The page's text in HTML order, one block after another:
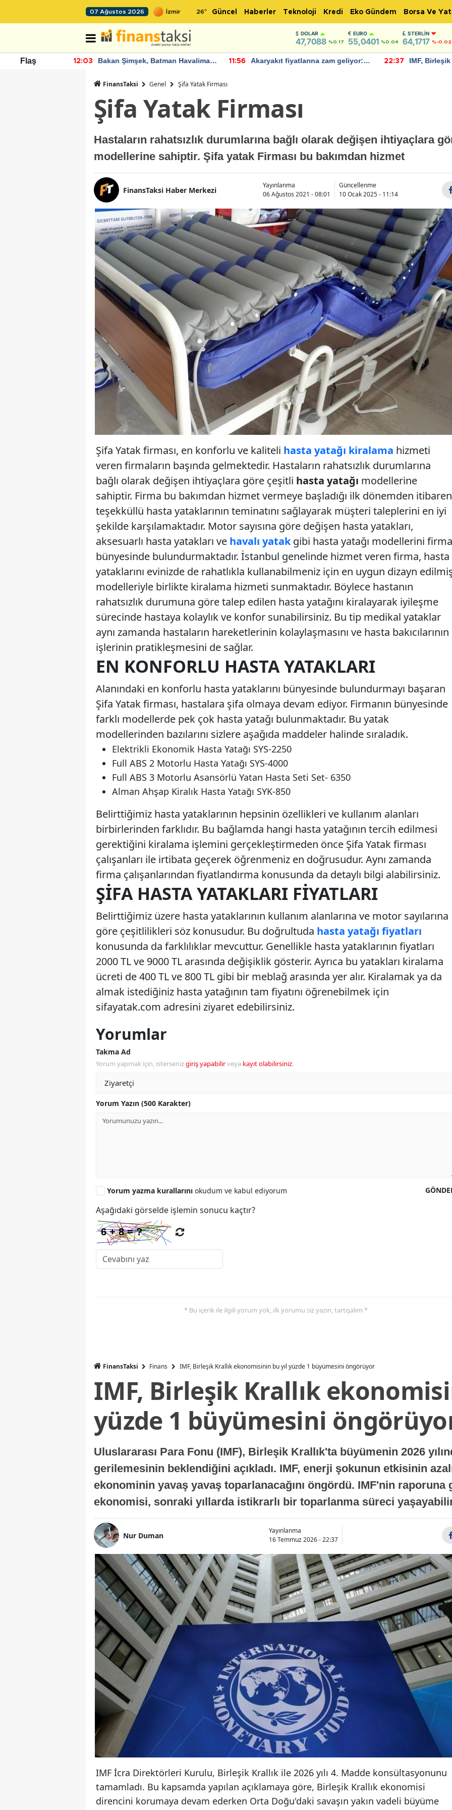
07 Ağustos 2026 26° Güncel Haberler Teknoloji Kredi Eko Gündem Borsa Ve
DOLAR
47,7088 %0.17
EURO
55,0401 %0.04
STERLIN
64,1717 %-0.02
Flaş
artan
12:03
Bakan Şimşek, Batman Havalimanı
bulundu
11:56
Akaryakıt fiyatlarına zam geliyor:
22:37
IMF, Birleşik
FinansTaksi Genel Şifa Yatak Firması
Şifa Yatak Firması
Hastaların rahatsızlık durumlarına bağlı olarak değişen ihtiyaçlara
modellerine sahiptir. Şifa yatak Firması bu bakımdan hizmet
FinansTaksi Haber Merkezi
Yayınlanma
06 Ağustos 2021 - 08:01
Güncellenme
10 Ocak 2025 - 11:14
Şifa Yatak firması, en konforlu ve kaliteli hasta yatağı kiralama hizmeti
veren firmaların başında gelmektedir. Hastaların rahatsızlık durumlarına
bağlı olarak değişen ihtiyaçlara göre çeşitli hasta yatağı modellerine
sahiptir. Firma bu bakımdan hizmet vermeye başladığı ilk dönemden itibaren
teşekküllü hasta yataklarının teminatını sağlayarak müşteri taleplerini en iyi
şekilde karşılamaktadır. Motor sayısına göre değişen hasta yatakları,
aksesuarlı hasta yatakları ve havalı yatakgibi hasta yatağı modellerini firma
bünyesinde bulundurmaktadır. İstanbul genelinde hizmet veren firma, hasta
yataklarını evinizde de rahatlıkla kullanabilmeniz için en uygun dizayn
modelleriyle birlikte kiralama hizmeti sunmaktadır. Böylece hastanın
rahatsızlık durumuna göre talep edilen hasta yatağını kiralayarak iyileşme
sürecinde hastaya kolaylık ve konfor sunabilirsiniz. Bu tip medikal yataklar
aynı zamanda hastaların hareketlerinin kolaylaşmasını ve hasta bakıcılarının
işlerinin pratikleşmesini de sağlar.
EN KONFORLU HASTA YATAKLARI
Alanındaki en konforlu hasta yataklarını bünyesinde bulundurmayı başaran
Şifa Yatak firması, hastalara şifa olmaya devam ediyor. Firmanın bünyesinde
farklı modellerde pek çok hasta yatağı bulunmaktadır. Bu yatak
modellerinden bazılarını sizlere aşağıda maddeler halinde sıraladık.
Elektrikli Ekonomik Hasta Yatağı SYS-2250
Full ABS 2 Motorlu Hasta Yatağı SYS-4000
Full ABS 3 Motorlu Asansörlü Yatan Hasta Seti Set- 6350
Alman Ahşap Kiralık Hasta Yatağı SYK-850
Belirttiğimiz hasta yataklarının hepsinin özellikleri ve kullanım alanları
birbirlerinden farklıdır. Bu bağlamda hangi hasta yatağının tercih edilmesi
gerektiğini kiralama işlemini gerçekleştirmeden önce Şifa Yatak firması
çalışanları ile irtibata geçerek öğrenmeniz en doğrusudur. Aynı zamanda
firma çalışanlarından fiyatlandırma konusunda da detaylı bilgi alabilirsiniz.
ŞIFA HASTA YATAKLARI FIYATLARI
Belirttiğimiz üzere hasta yataklarının kullanım alanlarına ve motor sayılarına
göre çeşitlilikleri söz konusudur. Bu doğrultuda hasta yatağı fiyatları
konusunda da farklılıklar mevcuttur. Genellikle hasta yataklarının fiyatları
2000 TL ve 9000 TL arasında değişiklik gösterir. Ayrıca bu yatakları kiralama
ücreti de 400 TL ve 800 TL gibi bir meblağ arasında yer alır. Kiralamak ya da
almak istediğiniz hasta yatağının tam fiyatını öğrenebilmek için
sifayatak.com adresini ziyaret edebilirsiniz.
Yorumlar
Takma Ad
Yorum yapmak için, istersenizgiriş yapabilirveya kayıt olabilirsiniz.
Yorum Yazın (500 Karakter)
Yorum yazma kurallarını okudum ve kabul ediyorum
Aşağıdaki görselde işlemin sonucu kaçtır?
* Bu içerik ile ilgili yorum yok, ilk yorumu siz yazın, tartışalım *
FinansTaksi Finans IMF, Birleşik Krallık ekonomisinin bu yıl yüzde 1 büyümesini öngörüyor
IMF, Birleşik Krallık
yüzde 1 büyümesini
Uluslararası Para Fonu (IMF), Birleşik Krallık'ta büyümenin 2026
gerilemesinin beklendiğini açıkladı. IMF, enerji şokunun etkisinin
ekonominin yavaş yavaş toparlanacağını öngördü. IMF'nin raporuna
ekonomisi, sonraki yıllarda istikrarlı bir toparlanma süreci
Nur Duman
Yayınlanma
16 Temmuz 2026 - 22:37
IMF İcra Direktörleri Kurulu, Birleşik Krallık ile 2026 yılı 4. Madde konsültasyonunu
tamamladı. Bu kapsamda yapılan açıklamaya göre, Birleşik Krallık ekonomisi
direncini korumaya devam ederken Orta Doğu'daki savaşın yakın vadeli büyüme